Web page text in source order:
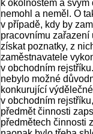
k okolnostem a
nemohl a neměl. O
v případě, kdy by
pracovnímu zařazení
získat poznatky, z
zaměstnavatele
v obchodním
nebylo možné
konkurující
v obchodním
předmět činnosti
předmětech činnosti